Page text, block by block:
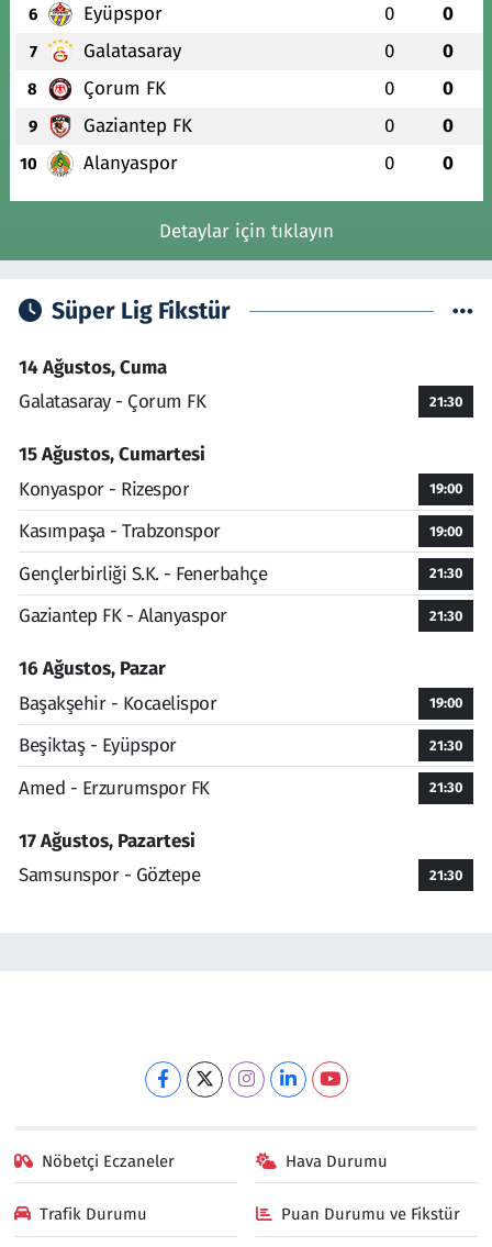
6 Eyüpspor 0 0
7 Galatasaray 0 0
8 Çorum FK 0 0
9 Gaziantep FK 0 0
10 Alanyaspor 0 0
Detaylar için tıklayın
Süper Lig Fikstür
14 Ağustos, Cuma
Galatasaray - Çorum FK
21:30
15 Ağustos, Cumartesi
Konyaspor - Rizespor
19:00
Kasımpaşa - Trabzonspor 19:00
Gençlerbirliği S.K. - Fenerbahçe 21:30
Gaziantep FK - Alanyaspor 21:30
16 Ağustos, Pazar
Başakşehir - Kocaelispor
19:00
Beşiktaş - Eyüpspor 21:30
Amed - Erzurumspor FK 21:30
17 Ağustos, Pazartesi
Samsunspor - Göztepe
21:30
Nöbetçi Eczaneler Hava Durumu
Trafik Durumu Puan Durumu ve Fikstür